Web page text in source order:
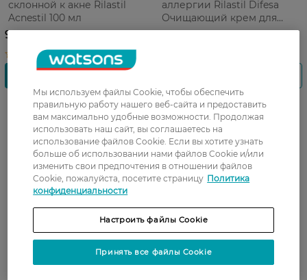
склонной к акне Rilastil
Acnestil 100 мл
998,99 ГРН
аллергии Rilastil Difesa
Очищающий крем для
кожи склонной к аллергии
789,99 ГРН
Мы используем файлы Cookie, чтобы обеспечить
правильную работу нашего веб-сайта и предоставить
вам максимально удобные возможности. Продолжая
использовать наш сайт, вы соглашаетесь на
использование файлов Cookie. Если вы хотите узнать
больше об использовании нами файлов Cookie и/или
изменить свои предпочтения в отношении файлов
Cookie, пожалуйста, посетите страницу Политика
конфиденциальности
Настроить файлы Cookie
Принять все файлы Cookie